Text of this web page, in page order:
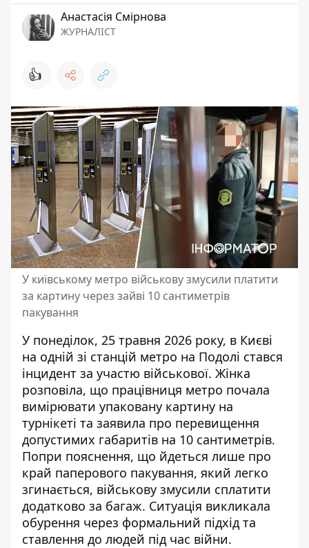
Анастасія Смірнова
ЖУРНАЛІСТ
👍
У київському метро військову змусили платити
за картину через зайві 10 сантиметрів
пакування
У понеділок, 25 травня 2026 року, в Києві
на одній зі станцій метро на Подолі стався
інцидент за участю військової. Жінка
розповіла, що працівниця метро почала
вимірювати упаковану картину на
турнікеті та заявила про перевищення
допустимих габаритів на 10 сантиметрів.
Попри пояснення, що йдеться лише про
край паперового пакування, який легко
згинається, військову змусили сплатити
додатково за багаж. Ситуація викликала
обурення через формальний підхід та
ставлення до людей під час війни.